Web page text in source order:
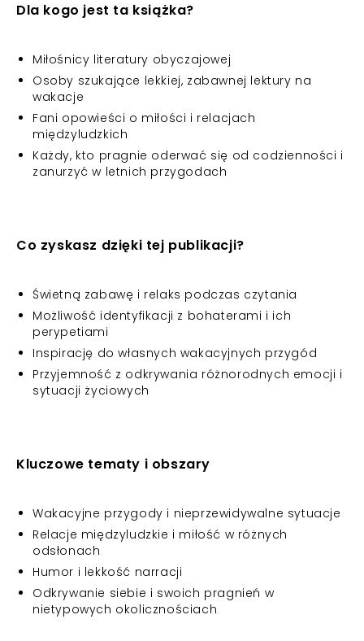
Dla kogo jest ta książka?
Miłośnicy literatury obyczajowej
Osoby szukające lekkiej, zabawnej lektury na
wakacje
Fani opowieści o miłości i relacjach
międzyludzkich
Każdy, kto pragnie oderwać się od codzienności i
zanurzyć w letnich przygodach
Co zyskasz dzięki tej publikacji?
Świetną zabawę i relaks podczas czytania
Możliwość identyfikacji z bohaterami i ich
perypetiami
Inspirację do własnych wakacyjnych przygód
Przyjemność z odkrywania różnorodnych emocji i
sytuacji życiowych
Kluczowe tematy i obszary
Wakacyjne przygody i nieprzewidywalne sytuacje
Relacje międzyludzkie i miłość w różnych
odsłonach
Humor i lekkość narracji
Odkrywanie siebie i swoich pragnień w
nietypowych okolicznościach